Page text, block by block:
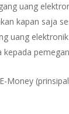
uang
kapan saja
uang
Money